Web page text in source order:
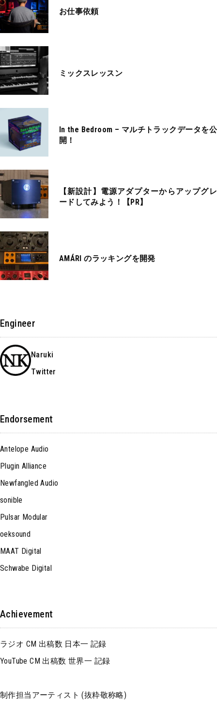
お仕事依頼
ミックスレッスン
In the Bedroom – マルチトラックデータを公
開！
【新設計】電源アダプターからアップグレ
ードしてみよう！【PR】
AMÁRI のラッキングを開発
Engineer
Naruki
Twitter
Endorsement
Antelope Audio
Plugin Alliance
Newfangled Audio
sonible
Pulsar Modular
oeksound
MAAT Digital
Schwabe Digital
Achievement
ラジオ CM 出稿数 日本一 記録
YouTube CM 出稿数 世界一 記録
制作担当アーティスト (抜粋敬称略)